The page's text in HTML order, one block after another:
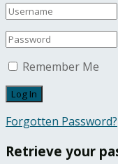
Remember Me
Forgotten Password?
Retrieve your